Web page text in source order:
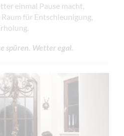
einmal Pause macht,
für Entschleunigung,
spüren. Wetter egal.